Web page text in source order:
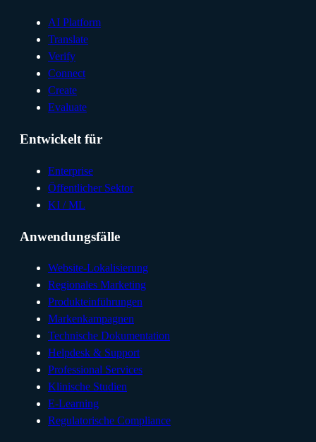
AI Platform
Translate
Verify
Connect
Create
Evaluate
Entwickelt für
Enterprise
Öffentlicher Sektor
KI / ML
Anwendungsfälle
Website-Lokalisierung
Regionales Marketing
Produkteinführungen
Markenkampagnen
Technische Dokumentation
Helpdesk & Support
Professional Services
Klinische Studien
E-Learning
Regulatorische Compliance